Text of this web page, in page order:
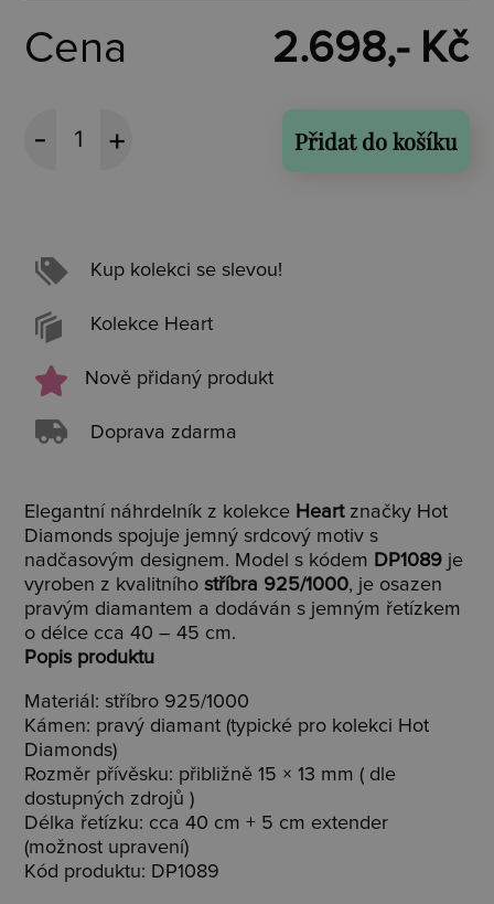
Cena 2.698,- Kč
Přidat do košíku
Kup kolekci se slevou!
Kolekce Heart
Nově přidaný produkt
Doprava zdarma
Elegantní náhrdelník z kolekce Heartznačky Hot
Diamonds spojuje jemný srdcový motiv s
nadčasovým designem. Model s kódem DP1089 je
vyroben z kvalitníhostříbra 925/1000, je osazen
pravým diamantem a dodáván s jemným řetízkem
o délce cca 40 – 45 cm.
Popis produktu
Materiál: stříbro 925/1000
Kámen: pravý diamant (typické pro kolekci Hot
Diamonds)
Rozměr přívěsku: přibližně 15 × 13 mm ( dle
dostupných zdrojů )
Délka řetízku: cca 40 cm + 5 cm extender
(možnost upravení)
Kód produktu: DP1089